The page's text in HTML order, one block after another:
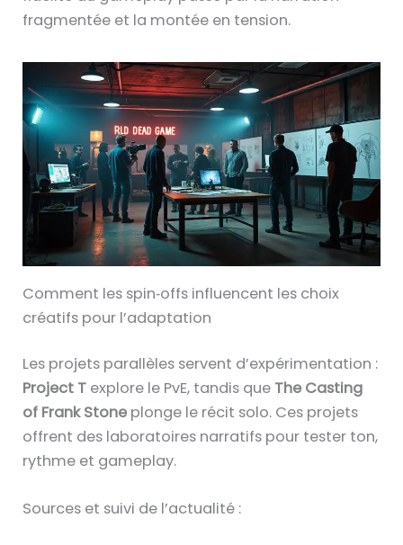
fragmentée et la montée en tension.
Comment les spin‑offs influencent les choix
créatifs pour l’adaptation
Les projets parallèles servent d’expérimentation :
Project T explore le PvE, tandis que The Casting
of Frank Stone plonge le récit solo. Ces projets
offrent des laboratoires narratifs pour tester ton,
rythme et gameplay.
Sources et suivi de l’actualité :